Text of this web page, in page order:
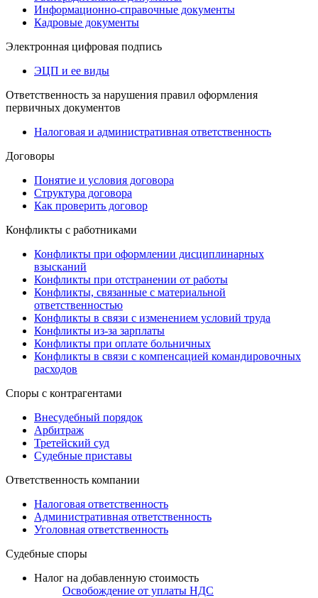
Информационно-справочные документы
Кадровые документы
Электронная цифровая подпись
ЭЦП и ее виды
Ответственность за нарушения правил оформления
первичных документов
Налоговая и административная ответственность
Договоры
Понятие и условия договора
Структура договора
Как проверить договор
Конфликты с работниками
Конфликты при оформлении дисциплинарных
взысканий
Конфликты при отстранении от работы
Конфликты, связанные с материальной
ответственностью
Конфликты в связи с изменением условий труда
Конфликты из-за зарплаты
Конфликты при оплате больничных
Конфликты в связи с компенсацией командировочных
расходов
Споры с контрагентами
Внесудебный порядок
Арбитраж
Третейский суд
Судебные приставы
Ответственность компании
Налоговая ответственность
Административная ответственность
Уголовная ответственность
Судебные споры
Налог на добавленную стоимость
Освобождение от уплаты НДС